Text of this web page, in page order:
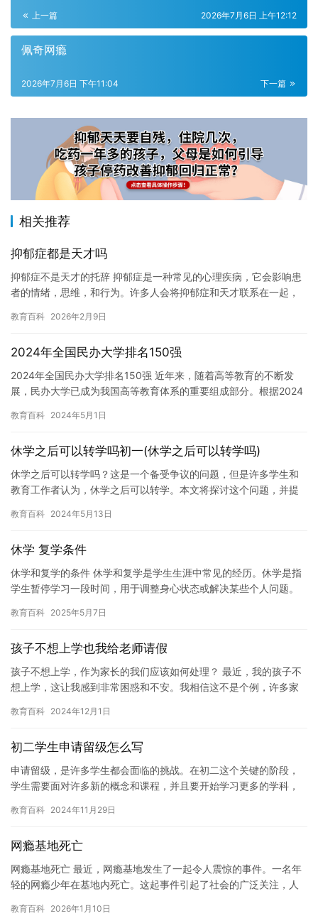
上一篇 2026年7月6日 上午12:12
佩奇网瘾
下一篇
2026年7月6日 下午11:04
相关推荐
抑郁症都是天才吗
抑郁症不是天才的托辞 抑郁症是一种常见的心理疾病，它会影响患
者的情绪，思维，和行为。许多人会将抑郁症和天才联系在一起，
辞…
教育百科 2026年2月9日
2024年全国民办大学排名150强
2024年全国民办大学排名150强 近年来，随着高等教育的不断发
展，民办大学已成为我国高等教育体系的重要组成部分。根据2024
教育百科 2024年5月1日
休学之后可以转学吗初一(休学之后可以转学吗)
休学之后可以转学吗？这是一个备受争议的问题，但是许多学生和
教育工作者认为，休学之后可以转学。本文将探讨这个问题，并提
一个…
教育百科 2024年5月13日
休学 复学条件
休学和复学的条件 休学和复学是学生生涯中常见的经历。休学是指
学生暂停学习一段时间，用于调整身心状态或解决某些个人问题。
v…
教育百科 2025年5月7日
孩子不想上学也我给老师请假
孩子不想上学，作为家长的我们应该如何处理？ 最近，我的孩子不
想上学，这让我感到非常困惑和不安。我相信这不是个例，许多家
们应…
教育百科 2024年12月1日
初二学生申请留级怎么写
申请留级，是许多学生都会面临的挑战。在初二这个关键的阶段，
学生需要面对许多新的概念和课程，并且要开始学习更多的学科，
以考虑…
教育百科 2024年11月29日
网瘾基地死亡
网瘾基地死亡 最近，网瘾基地发生了一起令人震惊的事件。一名年
轻的网瘾少年在基地内死亡。这起事件引起了社会的广泛关注，人
问…
教育百科 2026年1月10日